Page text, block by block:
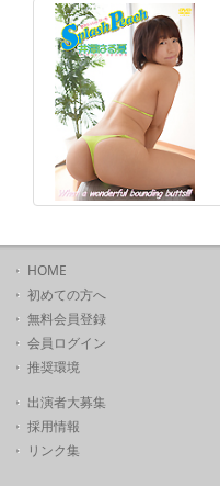
HOME
初めての方へ
無料会員登録
会員ログイン
推奨環境
出演者大募集
採用情報
リンク集